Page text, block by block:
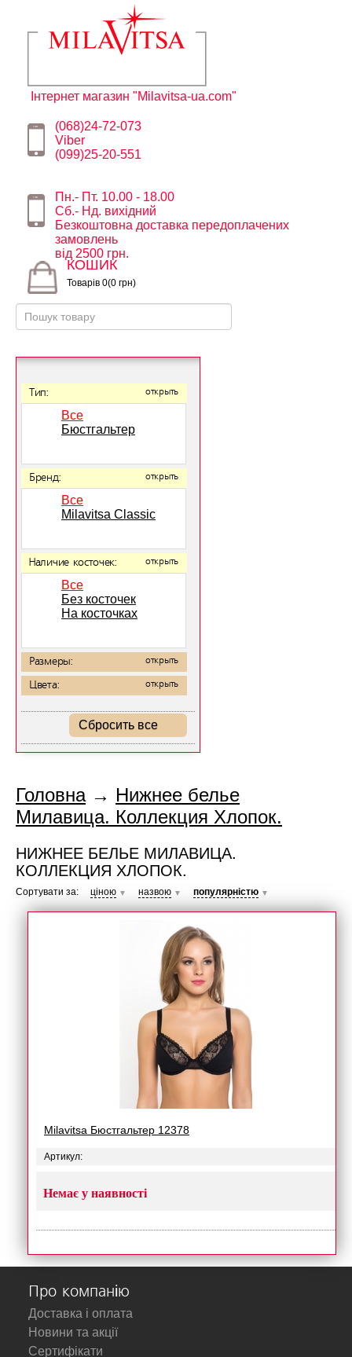
Інтернет магазин "Milavitsa-ua.com"
(068)24-72-073
Viber
(099)25-20-551
Пн.- Пт. 10.00 - 18.00
Сб.- Нд. вихідний
Безкоштовна доставка передоплачених
замовлень
від 2500 грн.
КОШИК
Товарів 0(0 грн)
Тип: открыть
Все
Бюстгальтер
Бренд: открыть
Все
Milavitsa Classic
Наличие косточек: открыть
Все
Без косточек
На косточках
Размеры: открыть
Цвета: открыть
Сбросить все
Головна→ Нижнее белье
Милавица. Коллекция Хлопок.
НИЖНЕЕ БЕЛЬЕ МИЛАВИЦА.
КОЛЛЕКЦИЯ ХЛОПОК.
Сортувати за: ціною ▼ назвою ▼ популярністю ▼
Milavitsa Бюстгальтер 12378
Артикул:
Немає у наявності
Про компанію
Доставка і оплата
Новини та акції
Сертифікати